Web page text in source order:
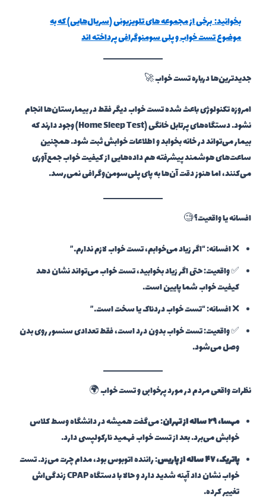
بخوانید:برخی از مجموعه های تلویزیونی (سریال‌هایی) که به
موضوع تست خواب و پلی سومنوگرافی پرداخته اند
جدیدترین‌ها درباره تست خواب 🚀
امروزه تکنولوژی باعث شده تست خواب دیگر فقط در بیمارستان‌ها انجام
نشود. دستگاه‌های پرتابل خانگی (Home Sleep Test) وجود دارند که
بیمار می‌تواند در خانه بخوابد و اطلاعات خوابش ثبت شود. همچنین
ساعت‌های هوشمند پیشرفته هم داده‌هایی از کیفیت خواب جمع‌آوری
می‌کنند، اما هنوز دقت آن‌ها به پای پلی‌سومن‌وگرافی نمی‌رسد.
افسانه یا واقعیت؟ 🧐
❌ افسانه: “اگر زیاد می‌خوابم، تست خواب لازم ندارم.”
✅ واقعیت: حتی اگر زیاد بخوابید، تست خواب می‌تواند نشان دهد
کیفیت خواب شما پایین است.
❌ افسانه: “تست خواب دردناک یا سخت است.”
✅ واقعیت: تست خواب بدون درد است، فقط تعدادی سنسور روی بدن
وصل می‌شود.
نظرات واقعی مردم در مورد پرخوابی و تست خواب 🌍
مهسا، ۲۹ ساله از تهران
: می‌گفت همیشه در دانشگاه وسط کلاس
خوابش می‌برد. بعد از تست خواب فهمید نارکولپسی دارد.
پاتریک، ۴۷ ساله از پاریس
: راننده اتوبوس بود، مدام چرت می‌زد. تست
خواب نشان داد آپنه شدید دارد و حالا با دستگاه CPAP زندگی‌اش
تغییر کرده.